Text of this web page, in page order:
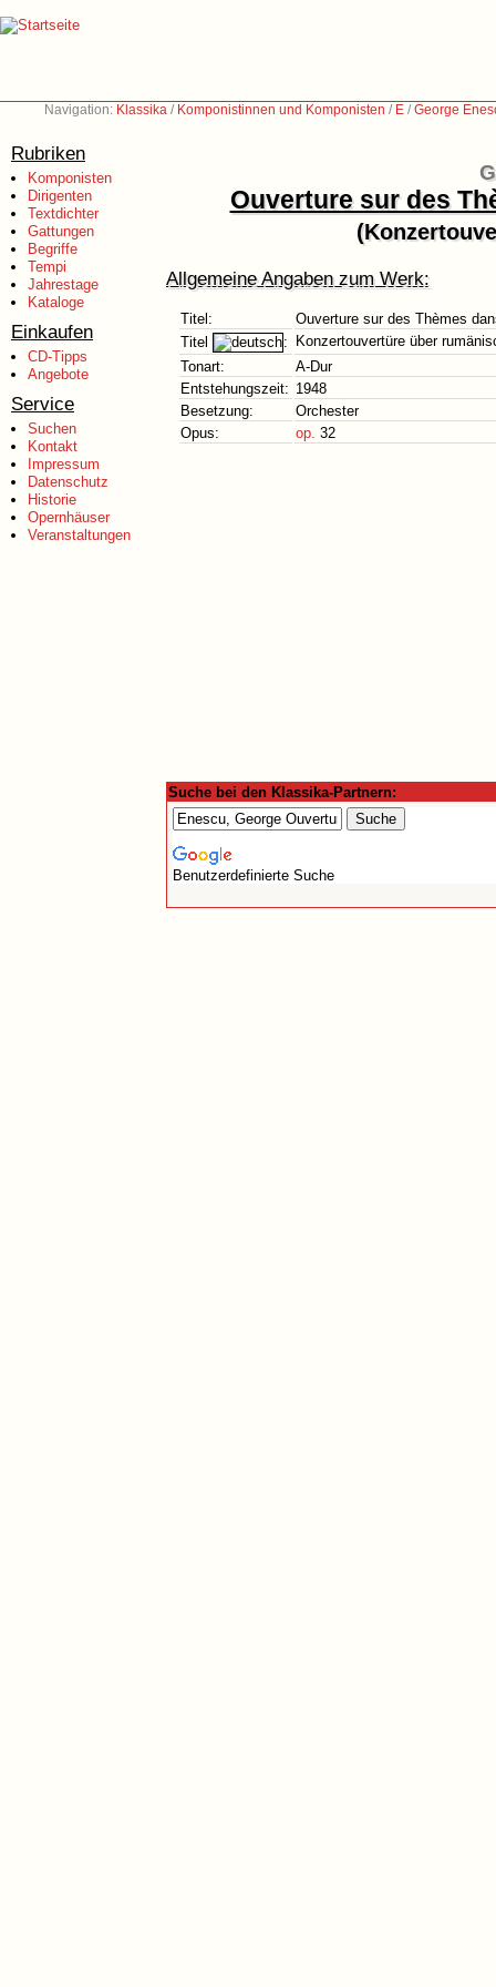
Navigation: Klassika / Komponistinnen und Komponisten / E /George
Rubriken
Komponisten
Dirigenten
Textdichter
Gattungen
Begriffe
Tempi
Jahrestage
Kataloge
Einkaufen
CD-Tipps
Angebote
Service
Suchen
Kontakt
Impressum
Datenschutz
Historie
Opernhäuser
Veranstaltungen
Ouverture sur des
Allgemeine Angaben zum Werk:
Titel:
Ouverture sur des Thèmes
Titel
:
Konzertouvertüre über
Tonart:
A-Dur
Entstehungszeit: 1948
Besetzung:
Orchester
Opus:
op. 32
Suche bei den Klassika-Partnern:
Benutzerdefinierte Suche